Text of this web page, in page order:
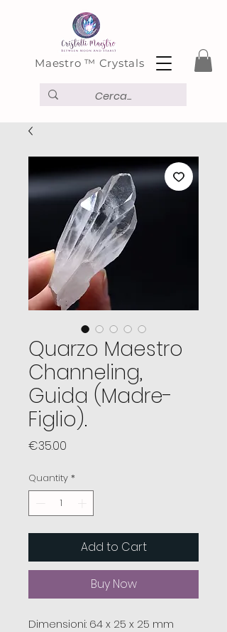
Maestro ™ Crystals
Quarzo Maestro
Channeling,
Guida (Madre-
Figlio).
€35.00
Quantity *
Add to Cart
Buy Now
Dimensioni: 64 x 25 x 25 mm